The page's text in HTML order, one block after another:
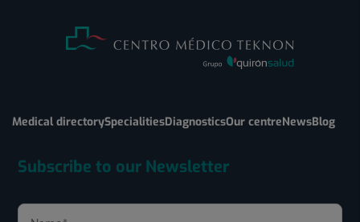
Medical directorySpecialitiesDiagnosticsOur centreNewsBlog
Subscribe to our Newsletter